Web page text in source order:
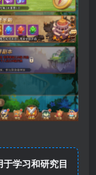
学习和研究目